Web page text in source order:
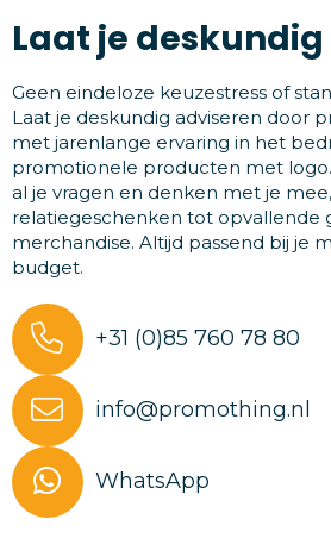
Laat je
Geen eindeloze keuzestress of
Laat je deskundig adviseren door
met jarenlange ervaring in het
promotionele producten met
al je vragen en denken met je
relatiegeschenken tot opvallende
merchandise. Altijd passend bij je
budget.
+31 (0)85 760 78 80
info@promothing.nl
WhatsApp